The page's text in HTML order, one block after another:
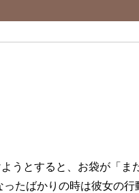
うとすると、お袋が「ま
たばかりの時は彼女の行